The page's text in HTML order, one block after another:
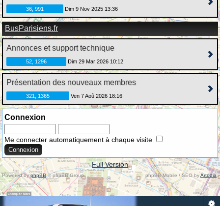
36, 991 Dim 9 Nov 2025 13:36
BusParisiens.fr
Annonces et support technique
52, 1296 Dim 29 Mar 2026 10:12
Présentation des nouveaux membres
321, 1365 Ven 7 Aoû 2026 18:16
Connexion
Me connecter automatiquement à chaque visite
Full Version
Powered byphpBB© phpBB Group. phpBB Mobile / SEO byArtodia .